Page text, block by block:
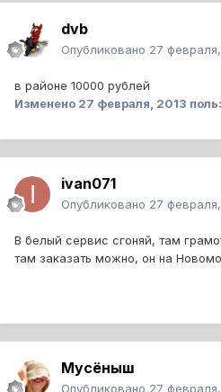
dvb
Опубликовано 27
в районе 10000 рублей
Изменено 27 февраля, 2013
ivan071
Опубликовано 27
В белый сервис сгоняй, там
там заказать можно, он на
Мусёныш
Опубликовано 27